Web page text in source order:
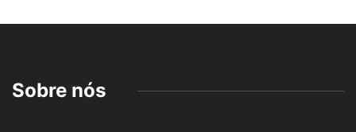
Sobre nós